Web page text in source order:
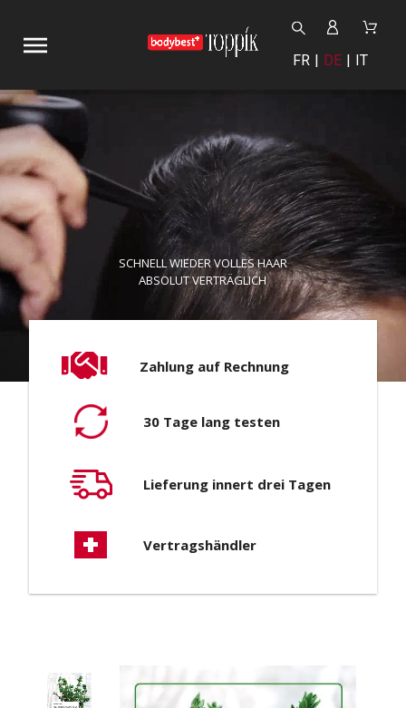
FR DE IT
SCHNELL WIEDER VOLLES HAAR
ABSOLUT VERTRÄGLICH
Zahlung auf Rechnung
30 Tage lang testen
Lieferung innert drei Tagen
Vertragshändler